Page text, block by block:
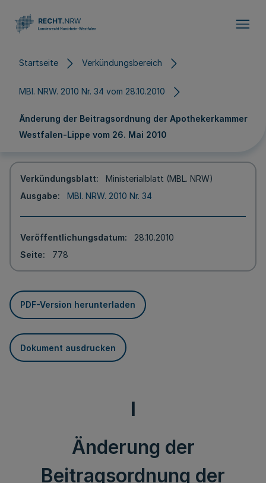
Startseite Verkündungsbereich
MBl. NRW. 2010 Nr. 34 vom 28.10.2010
Änderung der Beitragsordnung der Apothekerkammer
Westfalen-Lippe vom 26. Mai 2010
Verkündungsblatt
Ministerialblatt (MBL. NRW)
Ausgabe
MBl. NRW. 2010 Nr. 34
Veröffentlichungsdatum
28.10.2010
Seite
778
PDF-Version herunterladen
Dokument ausdrucken
I
Änderung der
Beitragsordnung der